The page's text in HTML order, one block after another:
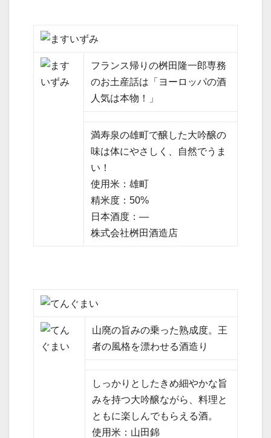
フランス帰りの桝田隆一郎専務
のお土産話は「ヨーロッパの酒
人気は本物！」
満寿泉の雄町で醸した大吟醸の
味は体にやさしく、自然でうま
い！
使用米：雄町
精米度：50%
日本酒度：—
株式会社桝田酒造店
山廃の旨みの乗った熟成度。王
者の風格を漂わせる酒造り
しっかりとしたきめ細やかな旨
みを持つ大吟醸ながら、料理と
ともに楽しんでもらえる酒。
使用米：山田錦